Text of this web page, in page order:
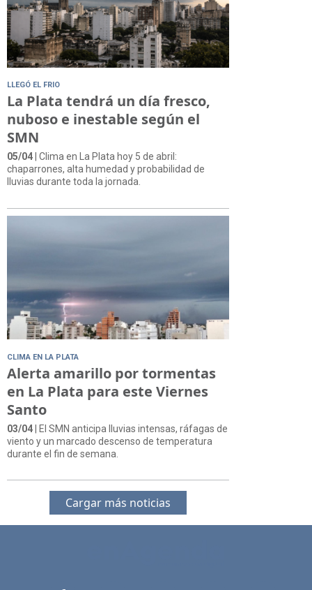
LLEGÓ EL FRIO
La Plata tendrá un día fresco,
nuboso e inestable según el
SMN
05/04 | Clima en La Plata hoy 5 de abril:
chaparrones, alta humedad y probabilidad de
lluvias durante toda la jornada.
CLIMA EN LA PLATA
Alerta amarillo por tormentas
en La Plata para este Viernes
Santo
03/04 | El SMN anticipa lluvias intensas, ráfagas de
viento y un marcado descenso de temperatura
durante el fin de semana.
Cargar más noticias